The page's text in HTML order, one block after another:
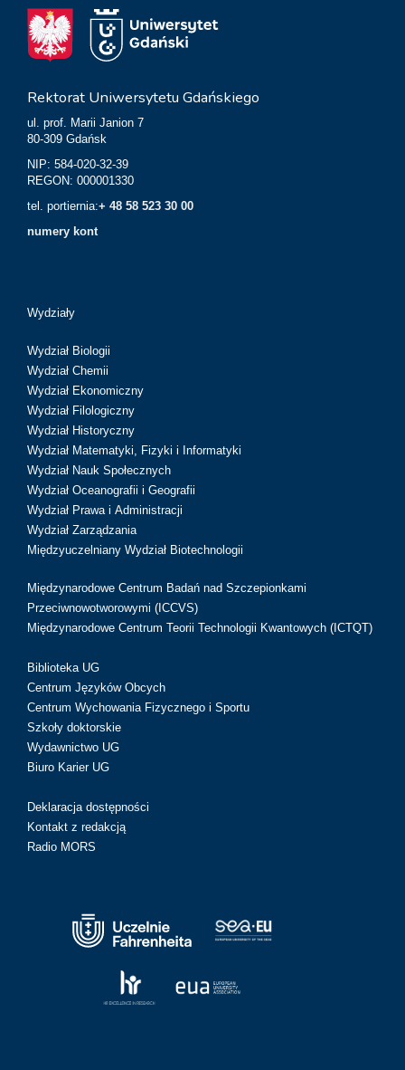
Rektorat Uniwersytetu Gdańskiego
ul. prof. Marii Janion 7
80-309 Gdańsk
NIP: 584-020-32-39
REGON: 000001330
tel. portiernia:+ 48 58 523 30 00
numery kont
Wydziały
Wydział Biologii
Wydział Chemii
Wydział Ekonomiczny
Wydział Filologiczny
Wydział Historyczny
Wydział Matematyki, Fizyki i Informatyki
Wydział Nauk Społecznych
Wydział Oceanografii i Geografii
Wydział Prawa i Administracji
Wydział Zarządzania
Międzyuczelniany Wydział Biotechnologii
Międzynarodowe Centrum Badań nad Szczepionkami
Przeciwnowotworowymi (ICCVS)
Międzynarodowe Centrum Teorii Technologii Kwantowych (ICTQT)
Biblioteka UG
Centrum Języków Obcych
Centrum Wychowania Fizycznego i Sportu
Szkoły doktorskie
Wydawnictwo UG
Biuro Karier UG
Deklaracja dostępności
Kontakt z redakcją
Radio MORS